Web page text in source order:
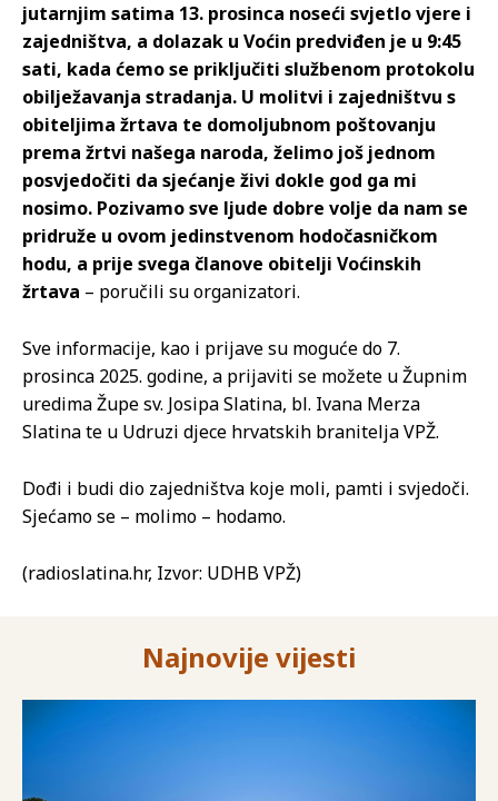
jutarnjim satima 13. prosinca noseći svjetlo vjere i
zajedništva, a dolazak u Voćin predviđen je u 9:45
sati, kada ćemo se priključiti službenom protokolu
obilježavanja stradanja. U molitvi i zajedništvu s
obiteljima žrtava te domoljubnom poštovanju
prema žrtvi našega naroda, želimo još jednom
posvjedočiti da sjećanje živi dokle god ga mi
nosimo. Pozivamo sve ljude dobre volje da nam se
pridruže u ovom jedinstvenom hodočasničkom
hodu, a prije svega članove obitelji Voćinskih
žrtava – poručili su organizatori.
Sve informacije, kao i prijave su moguće do 7.
prosinca 2025. godine, a prijaviti se možete u Župnim
uredima Župe sv. Josipa Slatina, bl. Ivana Merza
Slatina te u Udruzi djece hrvatskih branitelja VPŽ.
Dođi i budi dio zajedništva koje moli, pamti i svjedoči.
Sjećamo se – molimo – hodamo.
(radioslatina.hr, Izvor: UDHB VPŽ)
Najnovije vijesti